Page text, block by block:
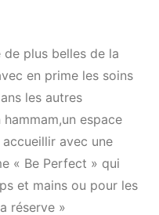
de plus belles de la
en prime les soins
les autres
espace
avec une
« Be Perfect » qui
et mains ou pour les
réserve »